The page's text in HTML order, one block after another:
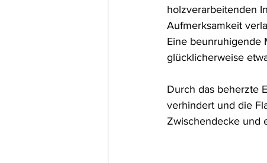
holzverarbeitenden
Aufmerksamkeit
Eine beunruhigende
glücklicherweise
Durch das beherzte
verhindert und die
Zwischendecke und